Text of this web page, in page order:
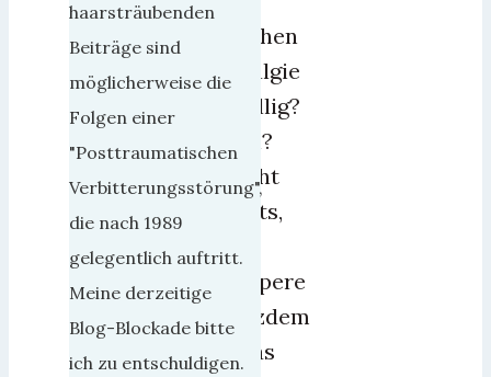
bißchen
Ostalgie
gefällig?
Nein?
Macht
nichts,
ich
plappere
trotzdem
etwas
haarsträubenden
Beiträge sind
möglicherweise die
Folgen einer
"Posttraumatischen
Verbitterungsstörung",
die nach 1989
gelegentlich auftritt.
Meine derzeitige
Blog-Blockade bitte
ich zu entschuldigen.